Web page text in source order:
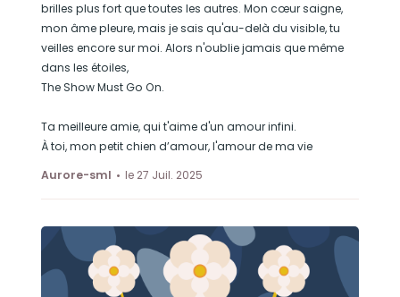
brilles plus fort que toutes les autres. Mon cœur saigne,
mon âme pleure, mais je sais qu'au-delà du visible, tu
veilles encore sur moi. Alors n'oublie jamais que même
dans les étoiles,
The Show Must Go On.
Ta meilleure amie, qui t'aime d'un amour infini.
À toi, mon petit chien d’amour, l'amour de ma vie
Aurore-sml
le 27 Juil. 2025